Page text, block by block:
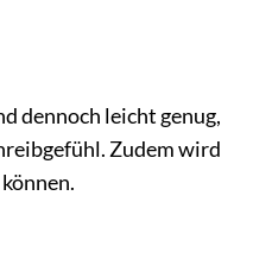
dennoch leicht genug,
Zudem wird